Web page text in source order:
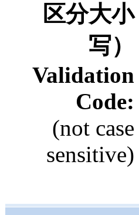
区分大小
写）
Validation
Code:
(not case
sensitive)